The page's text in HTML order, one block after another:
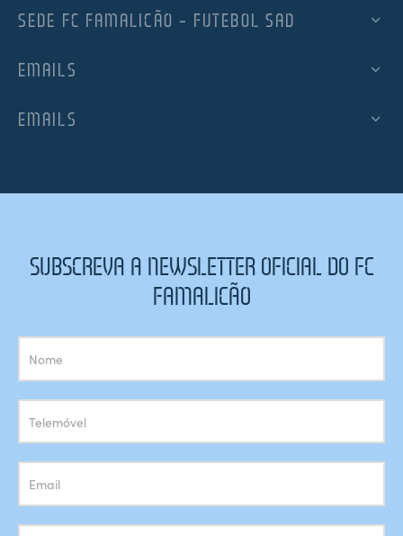
SEDE FC FAMALICÃO – FUTEBOL SAD
EMAILS
EMAILS
SUBSCREVA A NEWSLETTER OFICIAL DO FC
FAMALICÃO
Subscrição
Newsletter